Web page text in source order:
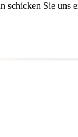
Sie uns